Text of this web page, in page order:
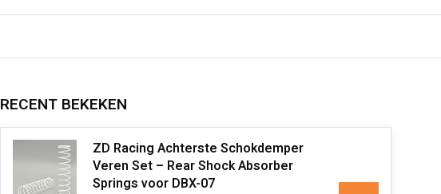
RECENT BEKEKEN
ZD Racing Achterste Schokdemper
Veren Set – Rear Shock Absorber
Springs voor DBX-07